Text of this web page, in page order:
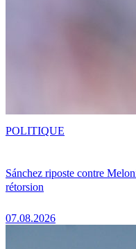
Sánchez riposte contre
rétorsion
07.08.2026
POLITIQUE